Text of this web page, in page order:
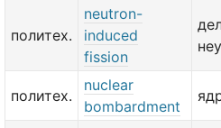
политех.
neutron-
induced
fission
политех.
nuclear
bombardment